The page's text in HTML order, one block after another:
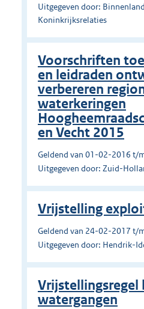
Uitgegeven door:
Koninkrijksrelaties
Voorschriften
en leidraden
verbereren
waterkeringen
en Vecht 2015
Geldend van 01-02-2016 t/
Uitgegeven door: Zuid-
Vrijstelling
Geldend van 24-02-2017 t/
Uitgegeven door: Hendrik-
Vrijstellingsregel
watergangen